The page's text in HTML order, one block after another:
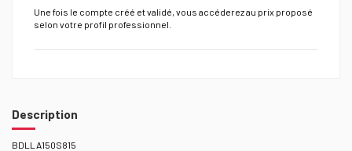
Une fois le compte créé et validé, vous accéderez au prix proposé
selon votre profil professionnel.
Description
BDLLA150S815